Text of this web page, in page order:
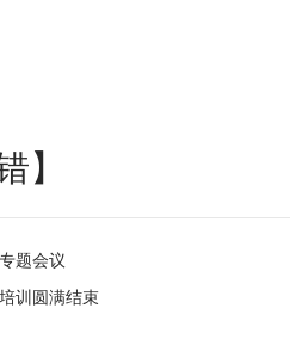
】
题会议
训圆满结束